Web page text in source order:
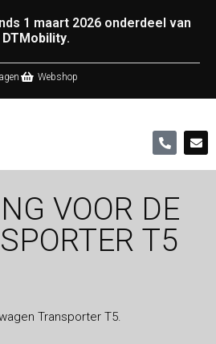
1 maart 2026 onderdeel van
DTMobility.
Webshop
VOOR DE
T5
Transporter T5.